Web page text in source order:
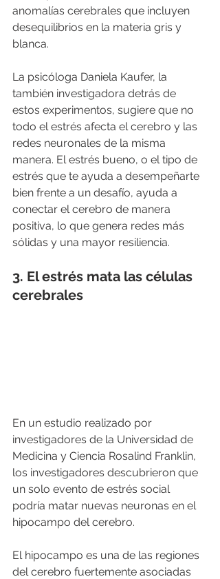
anomalías cerebrales que incluyen
desequilibrios en la materia gris y
blanca.
La psicóloga Daniela Kaufer, la
también investigadora detrás de
estos experimentos, sugiere que no
todo el estrés afecta el cerebro y las
redes neuronales de la misma
manera. El estrés bueno, o el tipo de
estrés que te ayuda a desempeñarte
bien frente a un desafío, ayuda a
conectar el cerebro de manera
positiva, lo que genera redes más
sólidas y una mayor resiliencia.
3. El estrés mata las células
cerebrales
En un estudio realizado por
investigadores de la Universidad de
Medicina y Ciencia Rosalind Franklin,
los investigadores descubrieron que
un solo evento de estrés social
podría matar nuevas neuronas en el
hipocampo del cerebro.
El hipocampo es una de las regiones
del cerebro fuertemente asociadas